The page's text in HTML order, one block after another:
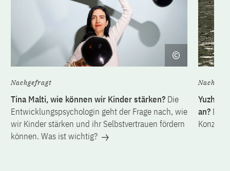
Nachgefragt
Tina Malti, wie können wir Kinder stärken? Die
Entwicklungspsychologin geht der Frage nach, wie
wir Kinder stärken und ihr Selbstvertrauen fördern
können. Was ist wichtig?
Yuzhu
an? Die